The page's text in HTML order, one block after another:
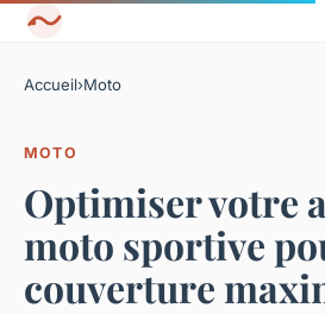
Accueil›Moto
MOTO
Optimiser votre
moto sportive
couverture